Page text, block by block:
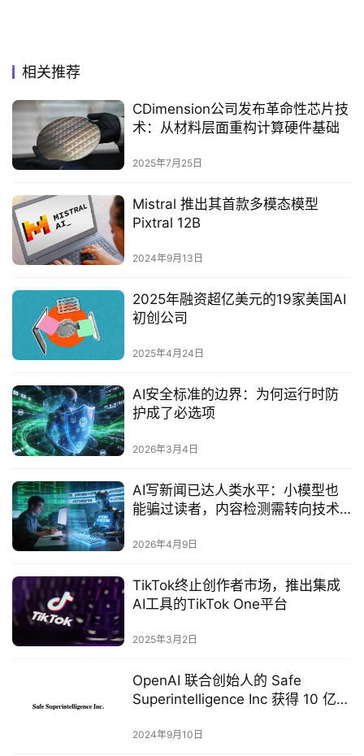
相关推荐
CDimension公司发布革命性芯片技
术：从材料层面重构计算硬件基础
2025年7月25日
Mistral 推出其首款多模态模型
Pixtral 12B
2024年9月13日
2025年融资超亿美元的19家美国AI
初创公司‌
2025年4月24日
AI安全标准的边界：为何运行时防
护成了必选项
2026年3月4日
AI写新闻已达人类水平：小模型也
能骗过读者，内容检测需转向技术
2026年4月9日
‌TikTok终止创作者市场，推出集成
AI工具的TikTok One平台‌
2025年3月2日
OpenAI 联合创始人的 Safe
Superintelligence Inc 获得 10 亿美
2024年9月10日